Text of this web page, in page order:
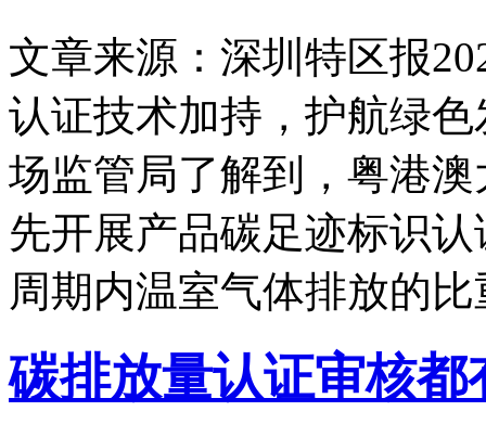
文章来源：深圳特区报
认证技术加持，护航绿
场监管局了解到，粤港
先开展产品碳足迹标识
周期内温室气体排放的比
碳排放量认证审核